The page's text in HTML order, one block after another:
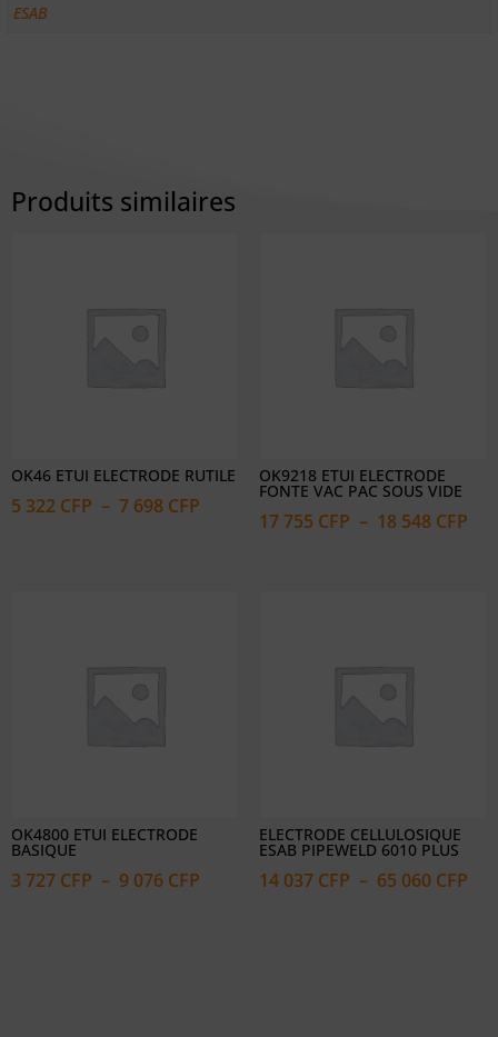
ESAB
Produits similaires
OK46 ETUI ELECTRODE RUTILE
5 322 CFP – 7 698 CFP
OK9218 ETUI ELECTRODE
FONTE VAC PAC SOUS VIDE
17 755 CFP – 18 548 CFP
OK4800 ETUI ELECTRODE
BASIQUE
3 727 CFP – 9 076 CFP
ELECTRODE CELLULOSIQUE
ESAB PIPEWELD 6010 PLUS
14 037 CFP – 65 060 CFP